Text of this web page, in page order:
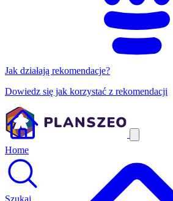
Jak działają rekomendacje?
Dowiedz się jak korzystać z rekomendacji
Home
Szukaj